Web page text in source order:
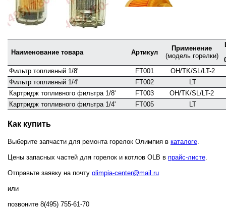
Наименование товара Артикул
Применение
(модель горелки)
Фильтр топливный 1/8'
FT001
OH/TK/SL/LT-2
Фильтр топливный 1/4'
FT002
LT
Картридж топливного фильтра 1/8'
FT003
OH/TK/SL/LT-2
Картридж топливного фильтра 1/4'
FT005 LT
Как купить
Выберите запчасти для ремонта горелок Олимпия в каталоге.
Цены запасных частей для горелок и котлов OLB в прайс-листе.
Отправьте заявку на почту olimpia-center@mail.ru
или
позвоните 8(495) 755-61-70